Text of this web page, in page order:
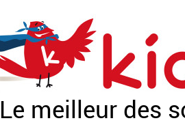
Le meilleur des